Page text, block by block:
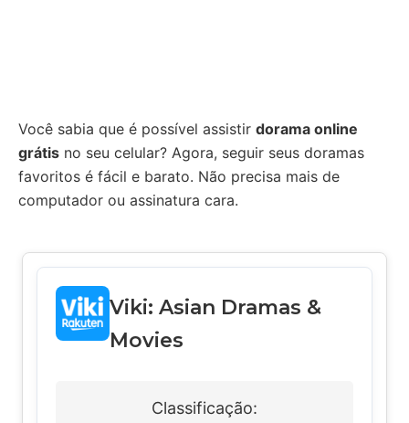
Você sabia que é possível assistir dorama online
grátis no seu celular? Agora, seguir seus doramas
favoritos é fácil e barato. Não precisa mais de
computador ou assinatura cara.
Viki: Asian Dramas &
Movies
Classificação: